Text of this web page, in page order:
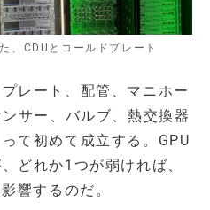
、CDUとコールドプレート
レート、配管、マニホー
サー、バルブ、熱交換器
て初めて成立する。GPU
どれか1つが弱ければ、
響するのだ。